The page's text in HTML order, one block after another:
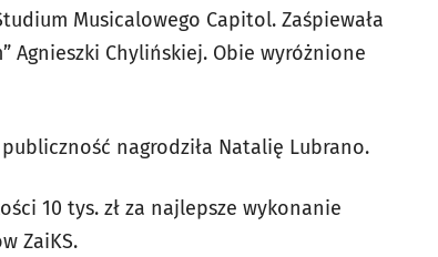
Musicalowego Capitol. Zaśpiewała
Agnieszki Chylińskiej. Obie wyróżnione
nagrodziła Natalię Lubrano.
10 tys. zł za najlepsze wykonanie
ZaiKS.